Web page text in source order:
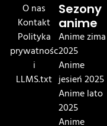
O nas
Kontakt
Polityka
prywatnośc
i
LLMS.txt
Sezony
anime
Anime zima
2025
Anime
jesień 2025
Anime lato
2025